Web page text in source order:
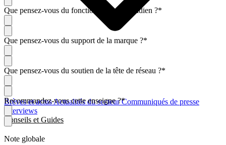
Brèves et actusActualités du secteurCommuniqués de presse
Interviews
Conseils et Guides
Que pensez-vous du fonctionnement quotidien ?*
Que pensez-vous du support de la marque ?*
Que pensez-vous du soutien de la tête de réseau ?*
Recommandez-vous cette enseigne ?*
Note globale